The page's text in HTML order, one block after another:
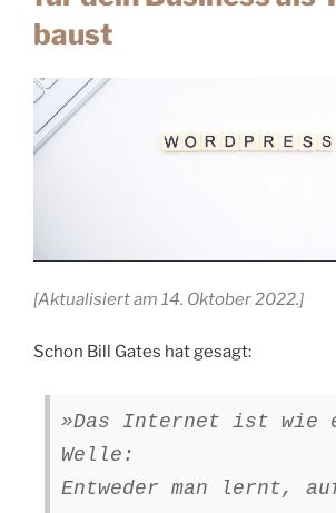
baust
[Aktualisiert am 14. Oktober 2022.]
Schon Bill Gates hat gesagt:
»Das Internet ist wie
Welle:
Entweder man lernt,